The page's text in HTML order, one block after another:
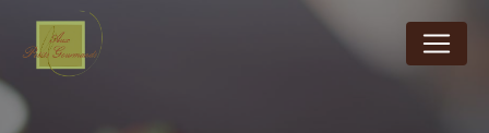
Panneau de gestion des cookies